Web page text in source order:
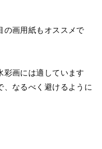
の画用紙もオススメで
彩画には適しています
、なるべく避けるように